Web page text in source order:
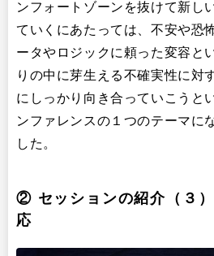
ンフォートゾーンを抜けて新し
ていくにあたっては、不安や恐
ータやロジックに頼った変容と
りの中に芽生える不確実性に対
にしっかり向き合っていこうと
ンファレンスの１つのテーマに
した。
② セッションの紹介（３
応